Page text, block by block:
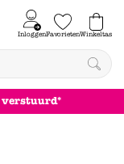
InloggenFavorietenWinkeltas
0